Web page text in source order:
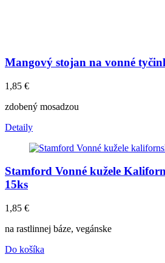
Mangový stojan na vonné
1,85 €
zdobený mosadzou
Detaily
Stamford Vonné kužele
15ks
1,85 €
na rastlinnej báze, vegánske
Do košíka